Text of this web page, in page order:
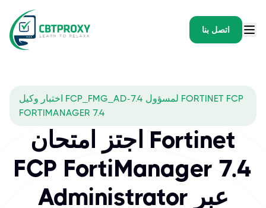
اتصل بنا
اختبار وكيل FCP_FMG_AD-7.4 لمسؤول FORTINET FCP
FORTIMANAGER 7.4
اجتز امتحان Fortinet
FCP FortiManager 7.4
Administrator عبر